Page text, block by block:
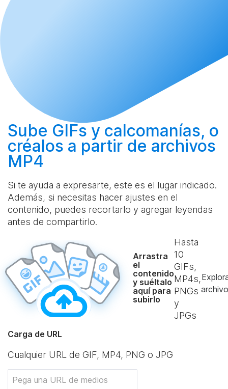
Sube GIFs y calcomanías, o
créalos a partir de archivos
MP4
Si te ayuda a expresarte, este es el lugar indicado.
Además, si necesitas hacer ajustes en el
contenido, puedes recortarlo y agregar leyendas
antes de compartirlo.
Arrastra
el
contenido
y suéltalo
aquí para
subirlo
Hasta
10
GIFs,
MP4s,
PNGs
y
JPGs
Carga de URL
Cualquier URL de GIF, MP4, PNG o JPG